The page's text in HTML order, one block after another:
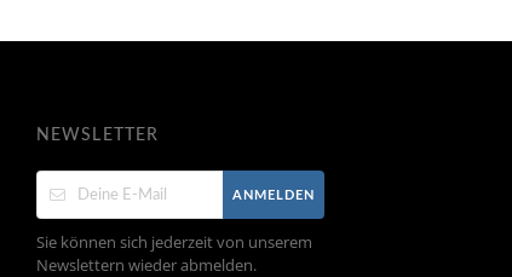
NEWSLETTER
ANMELDEN
Sie können sich jederzeit von unserem
Newslettern wieder abmelden.